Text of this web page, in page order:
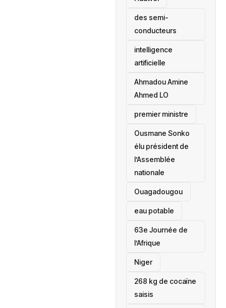
des semi-
conducteurs
intelligence
artificielle
Ahmadou Amine
Ahmed LO
premier ministre
Ousmane Sonko
élu président de
l’Assemblée
nationale
‎Ouagadougou
eau potable
63e Journée de
l’Afrique
‎Niger
268 kg de cocaïne
saisis